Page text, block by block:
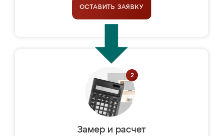
ОСТАВИТЬ ЗАЯВКУ
Замер и расчет